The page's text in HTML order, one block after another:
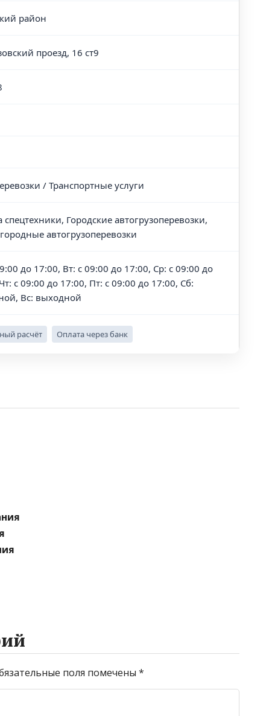
район
проезд, 16 ст9
/ Транспортные услуги
спецтехники, Городские автогрузоперевозки,
автогрузоперевозки
до 17:00, Вт: с 09:00 до 17:00, Ср: с 09:00 до
с 09:00 до 17:00, Пт: с 09:00 до 17:00, Сб:
Вс: выходной
расчёт Оплата через банк
поля помечены *